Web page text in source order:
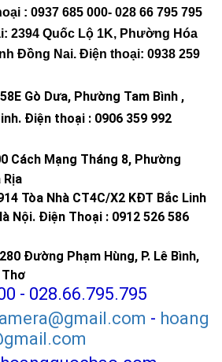
: 0937 685 000- 028 66 795 795
2394 Quốc Lộ 1K, Phường Hóa
Đồng Nai. Điện thoại: 0938 259
58E Gò Dưa, Phường Tam Bình ,
. Điện thoại : 0906 359 992
Cách Mạng Tháng 8, Phường
Rịa
Tòa Nhà CT4C/X2 KĐT Bắc Linh
Nội. Điện Thoại : 0912 526 586
Đường Phạm Hùng, P. Lê Bình,
Thơ
- 028.66.795.795
- hoang